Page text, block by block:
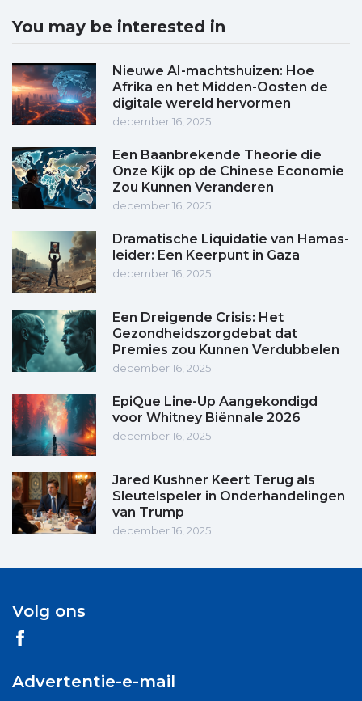
You may be interested in
Nieuwe AI-machtshuizen: Hoe
Afrika en het Midden-Oosten de
digitale wereld hervormen
december 16, 2025
Een Baanbrekende Theorie die
Onze Kijk op de Chinese Economie
Zou Kunnen Veranderen
december 16, 2025
Dramatische Liquidatie van Hamas-
leider: Een Keerpunt in Gaza
december 16, 2025
Een Dreigende Crisis: Het
Gezondheidszorgdebat dat
Premies zou Kunnen Verdubbelen
december 16, 2025
EpiQue Line-Up Aangekondigd
voor Whitney Biënnale 2026
december 16, 2025
Jared Kushner Keert Terug als
Sleutelspeler in Onderhandelingen
van Trump
december 16, 2025
Volg ons
Advertentie-e-mail